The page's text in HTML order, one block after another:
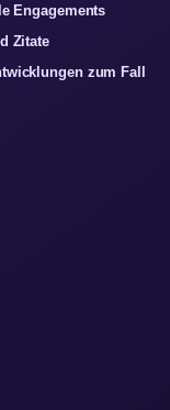
Engagements
Zitate
zum Fall